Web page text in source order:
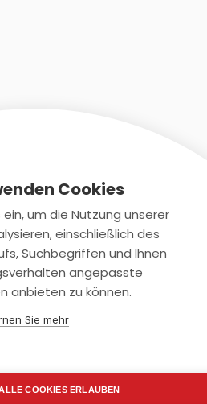
Cookies
um die Nutzung unserer
einschließlich des
Suchbegriffen und Ihnen
angepasste
anbieten zu können.
Sie mehr
COOKIES ERLAUBEN